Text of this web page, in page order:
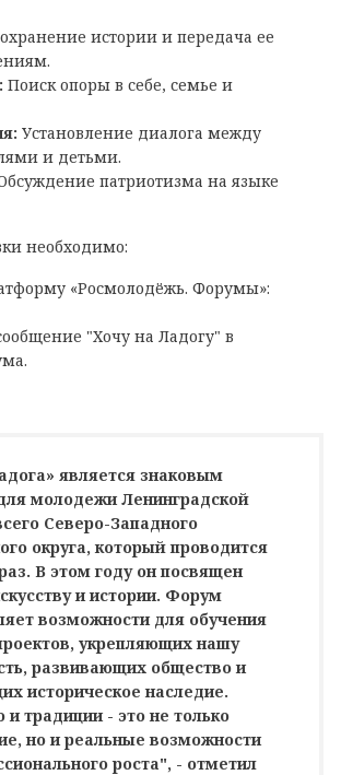
истории и передача ее
Поиск опоры в себе, семье и
Установление диалога между
и детьми.
патриотизма на языке
необходимо:
«Росмолодёжь. Форумы»:
"Хочу на Ладогу" в
является знаковым
молодежи Ленинградской
Северо-Западного
округа, который проводится
В этом году он посвящен
и истории. Форум
возможности для обучения
укрепляющих нашу
развивающих общество и
историческое наследие.
и традиции - это не только
но и реальные возможности
роста", - отметил